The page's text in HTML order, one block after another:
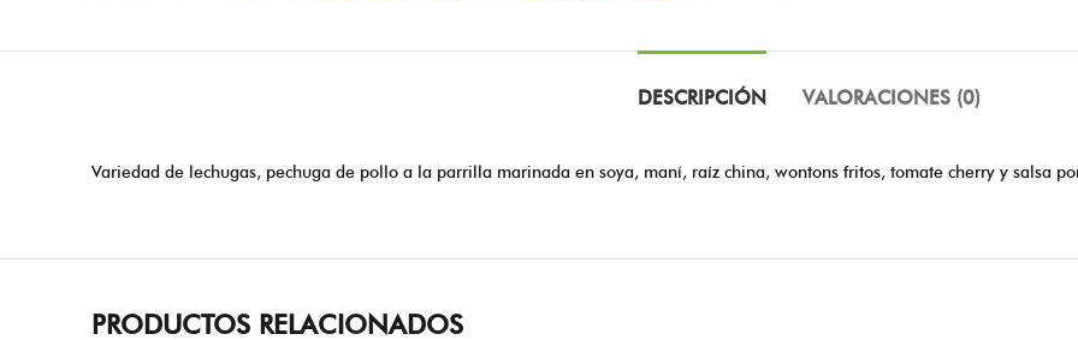
DESCRIPCIÓN VALORACIONES (0)
Variedad de lechugas, pechuga de pollo a la parrilla marinada en soya, maní, raíz china, wontons fritos, tomate cherry y salsa
PRODUCTOS RELACIONADOS